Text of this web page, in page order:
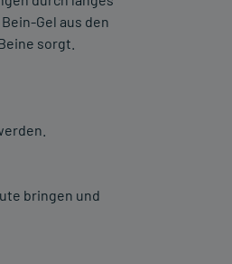
Gel aus den
sorgt.
bringen und